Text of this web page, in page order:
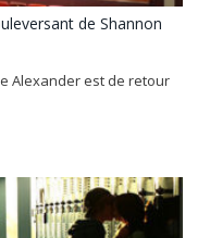
de Shannon
Alexander est de retour